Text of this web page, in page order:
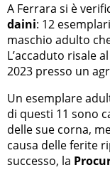
A Ferrara si è
daini: 12
maschio adulto
L’accaduto risale
2023 presso un
Un esemplare
di questi 11 sono
delle sue corna,
causa delle ferite
successo, la